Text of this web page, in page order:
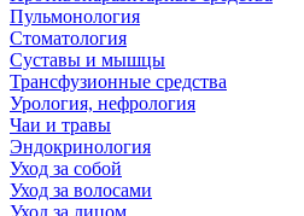
Пульмонология
Стоматология
Суставы и мышцы
Трансфузионные средства
Урология, нефрология
Чаи и травы
Эндокринология
Уход за собой
Уход за волосами
Уход за лицом